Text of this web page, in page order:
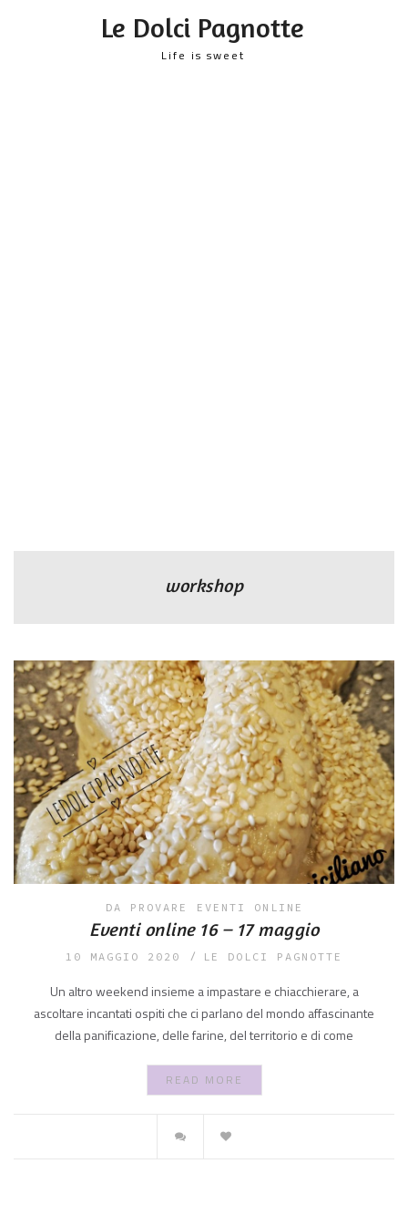
Le Dolci Pagnotte
Life is sweet
workshop
DA PROVARE EVENTI ONLINE
Eventi online 16 – 17 maggio
10 MAGGIO 2020 LE DOLCI PAGNOTTE
Un altro weekend insieme a impastare e chiacchierare, a
ascoltare incantati ospiti che ci parlano del mondo affascinante
della panificazione, delle farine, del territorio e di come
READ MORE